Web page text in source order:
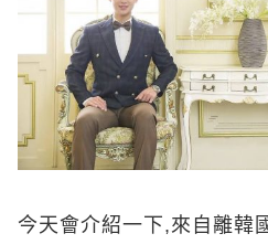
今天會介紹一下,來自離韓